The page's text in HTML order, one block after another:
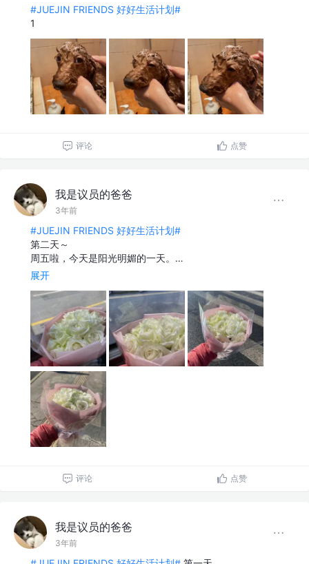
#JUEJIN FRIENDS 好好生活计划#
1
评论 点赞
我是议员的爸爸
3年前
#JUEJIN FRIENDS 好好生活计划#
第二天～
周五啦，今天是阳光明媚的一天。…
展开
评论 点赞
我是议员的爸爸
3年前